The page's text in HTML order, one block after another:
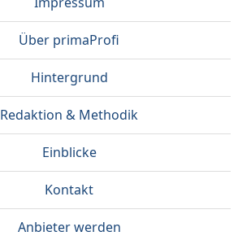
Über primaProfi
Hintergrund
Redaktion & Methodik
Einblicke
Kontakt
Anbieter werden